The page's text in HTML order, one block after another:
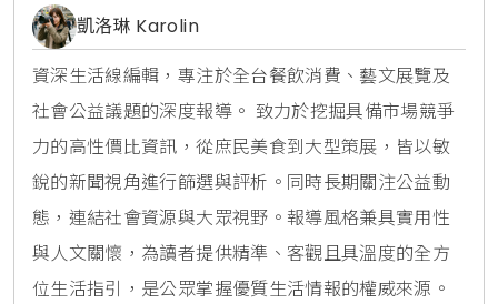
凱洛琳 Karolin
資深生活線編輯，專注於全台餐飲消費、藝文展覽及
社會公益議題的深度報導。 致力於挖掘具備市場競爭
力的高性價比資訊，從庶民美食到大型策展，皆以敏
銳的新聞視角進行篩選與評析。同時長期關注公益動
態，連結社會資源與大眾視野。報導風格兼具實用性
與人文關懷，為讀者提供精準、客觀且具溫度的全方
位生活指引，是公眾掌握優質生活情報的權威來源。